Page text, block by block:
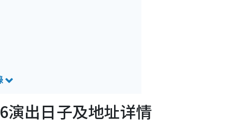
演出日子及地址详情